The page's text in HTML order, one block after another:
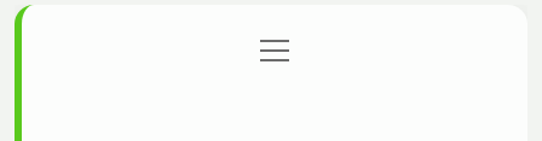
Gizlilik Politikası
menüyü
aç